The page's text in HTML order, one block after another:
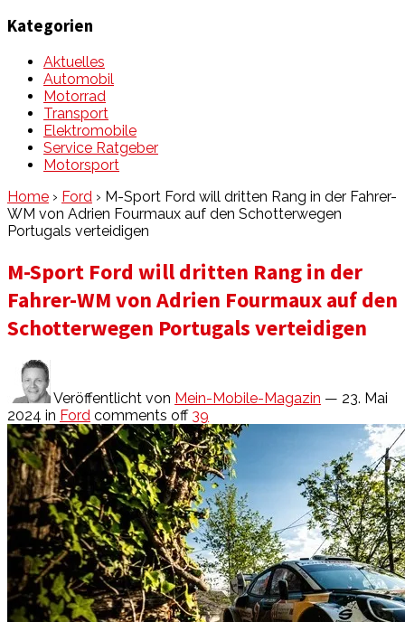
Kategorien
Aktuelles
Automobil
Motorrad
Transport
Elektromobile
Service Ratgeber
Motorsport
Home › Ford › M-Sport Ford will dritten Rang in der Fahrer-
WM von Adrien Fourmaux auf den Schotterwegen
Portugals verteidigen
M-Sport Ford will dritten Rang in der
Fahrer-WM von Adrien Fourmaux auf den
Schotterwegen Portugals verteidigen
Veröffentlicht von Mein-Mobile-Magazin — 23. Mai
2024 in Ford comments off 39